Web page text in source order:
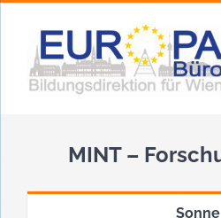
springen
MINT –
Sonne